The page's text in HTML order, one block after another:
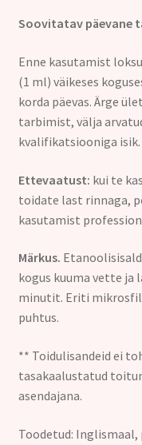
Soovitatav päevane
Enne kasutamist
(1 ml) väikeses
korda päevas. Ärge
tarbimist, välja
kvalifikatsiooniga isik.
Ettevaatust: kui te
toidate last rinnaga,
kasutamist
Märkus.
kogus kuuma vette ja
minutit. Eriti
puhtus.
** Toidulisandeid ei
tasakaalustatud
asendajana.
Toodetud: Inglismaal,